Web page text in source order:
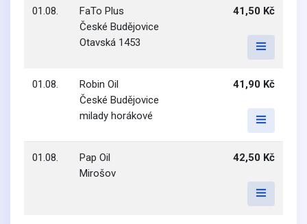
01.08.
FaTo Plus
České Budějovice
Otavská 1453
41,50 Kč
01.08.
Robin Oil
České Budějovice
milady horákové
41,90 Kč
01.08.
Pap Oil
Mirošov
42,50 Kč